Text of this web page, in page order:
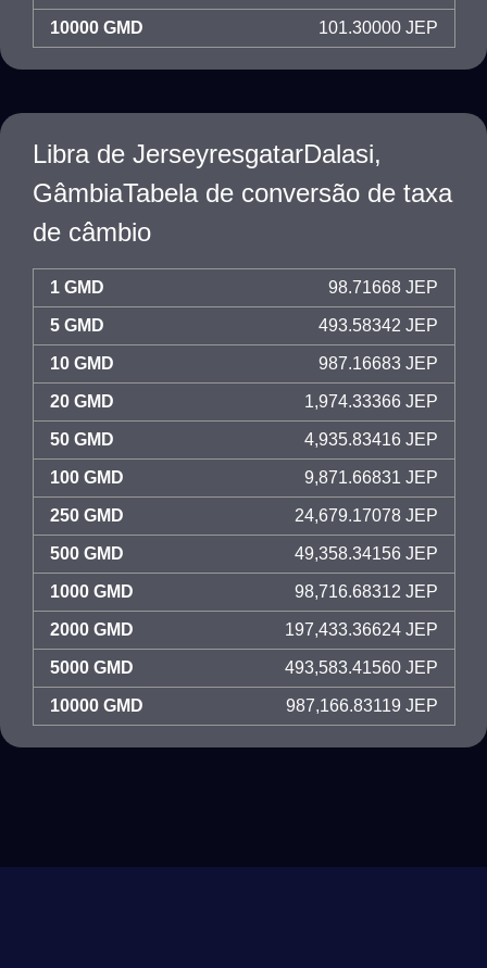
10000 GMD 101.30000 JEP
Libra de JerseyresgatarDalasi,
GâmbiaTabela de conversão de taxa
de câmbio
1 GMD 98.71668 JEP
5 GMD 493.58342 JEP
10 GMD 987.16683 JEP
20 GMD 1,974.33366 JEP
50 GMD 4,935.83416 JEP
100 GMD 9,871.66831 JEP
250 GMD 24,679.17078 JEP
500 GMD 49,358.34156 JEP
1000 GMD 98,716.68312 JEP
2000 GMD 197,433.36624 JEP
5000 GMD 493,583.41560 JEP
10000 GMD 987,166.83119 JEP